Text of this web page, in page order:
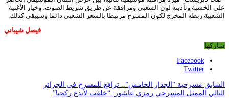
على الخشبة وتأديته لون الشعبي ومرافقة عن طريق شريط الصوت، وخيار الأغنية
الشعبية ربطه المخرج لكون المسرح مرتبطا بالشعر الشعبي دائما وسيبقى كذلك.
فيصل شيباني
شاركها
Facebook
Twitter
السابق مسرحية “الجدار الخامس”.. ترافع للمسرح في الجزائر
التالي الممثل المسرحي رمزي عاشور: “خلقت لأبدع ركحيا”